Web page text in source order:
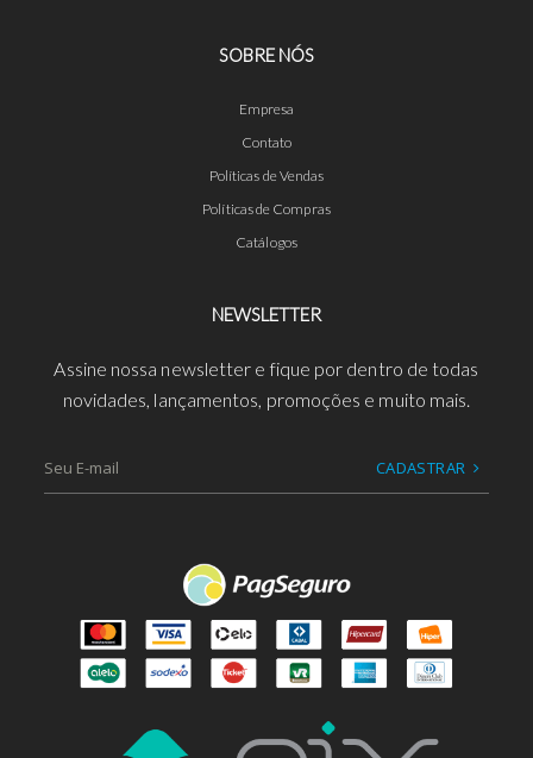
SOBRE NÓS
Empresa
Contato
Políticas de Vendas
Políticas de Compras
Catálogos
NEWSLETTER
Assine nossa newsletter e fique por dentro de todas
novidades, lançamentos, promoções e muito mais.
CADASTRAR